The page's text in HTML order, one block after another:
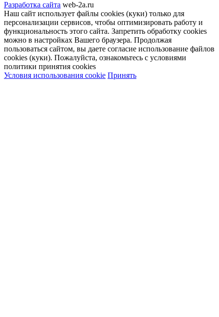
Разработка сайта web-2a.ru
Наш сайт использует файлы cookies (куки) только для
персонализации сервисов, чтобы оптимизировать работу и
функциональность этого сайта. Запретить обработку cookies
можно в настройках Вашего браузера. Продолжая
пользоваться сайтом, вы даете согласие использование файлов
cookies (куки). Пожалуйста, ознакомьтесь с условиями
политики принятия сookies
Условия использования cookie Принять